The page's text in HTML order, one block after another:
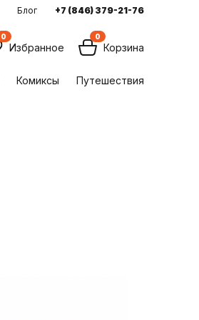
Блог +7 (846) 379-21-76
0
Избранное
0
Корзина
Комиксы Путешествия